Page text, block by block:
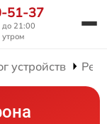
51-37
до 21:00
утром
устройств